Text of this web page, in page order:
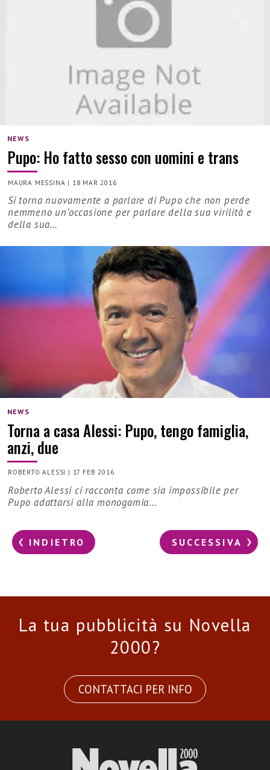
NEWS
Pupo: Ho fatto sesso con uomini e trans
MAURA MESSINA | 18 MAR 2016
Si torna nuovamente a parlare di Pupo che non perde
nemmeno un’occasione per parlare della sua virilità e
della sua…
NEWS
Torna a casa Alessi: Pupo, tengo famiglia,
anzi, due
ROBERTO ALESSI | 17 FEB 2016
Roberto Alessi ci racconta come sia impossibile per
Pupo adattarsi alla monogamia...
INDIETRO SUCCESSIVA
La tua pubblicità su Novella
2000?
CONTATTACI PER INFO